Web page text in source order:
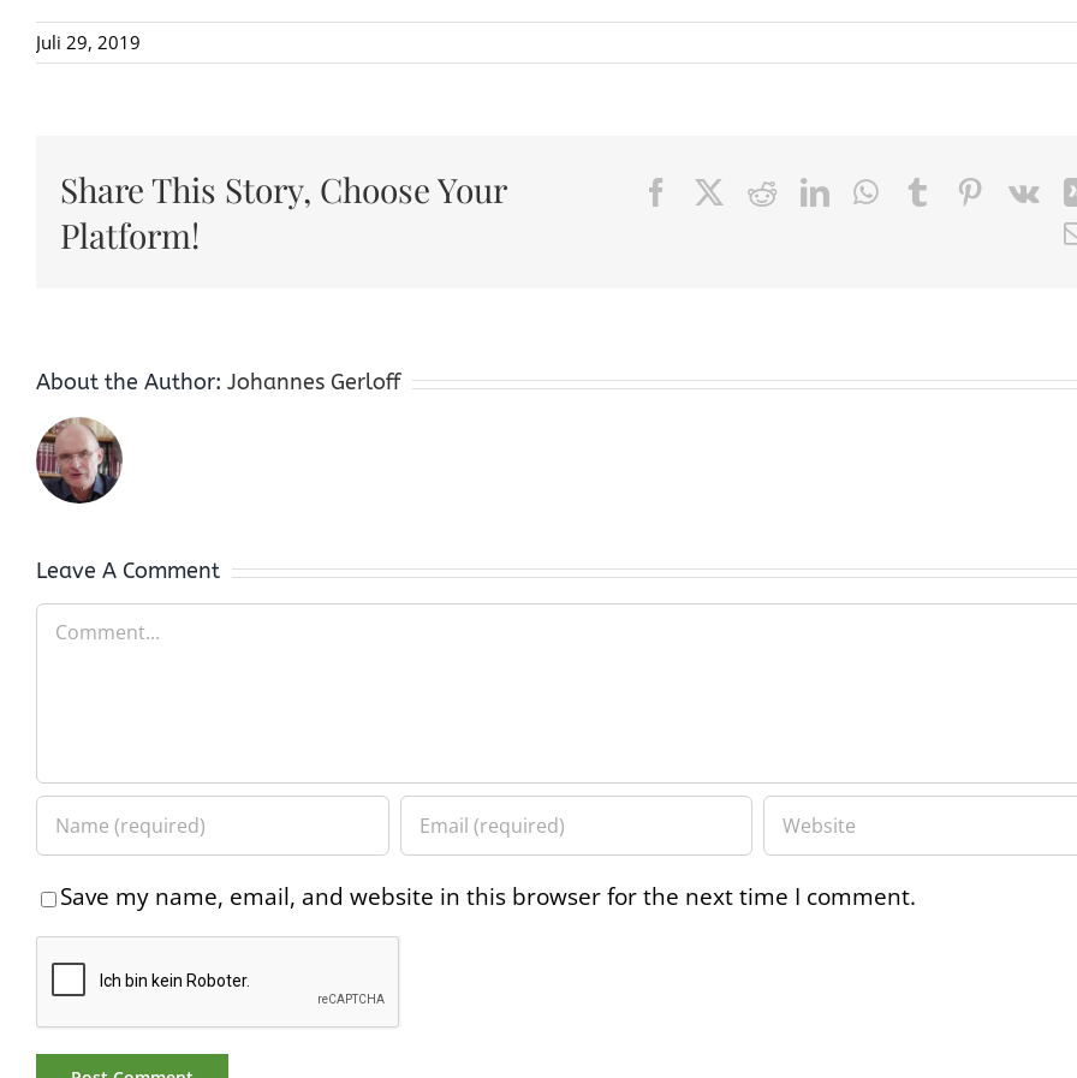
Juli 29, 2019
Share This Story, Choose Your
Platform!
FacebookRedditLinkedInWhatsApp
Tumblr Vk
About the Author: Johannes Gerloff
Leave A Comment
Comment
Save my name, email, and website in this browser for the next time I comment.